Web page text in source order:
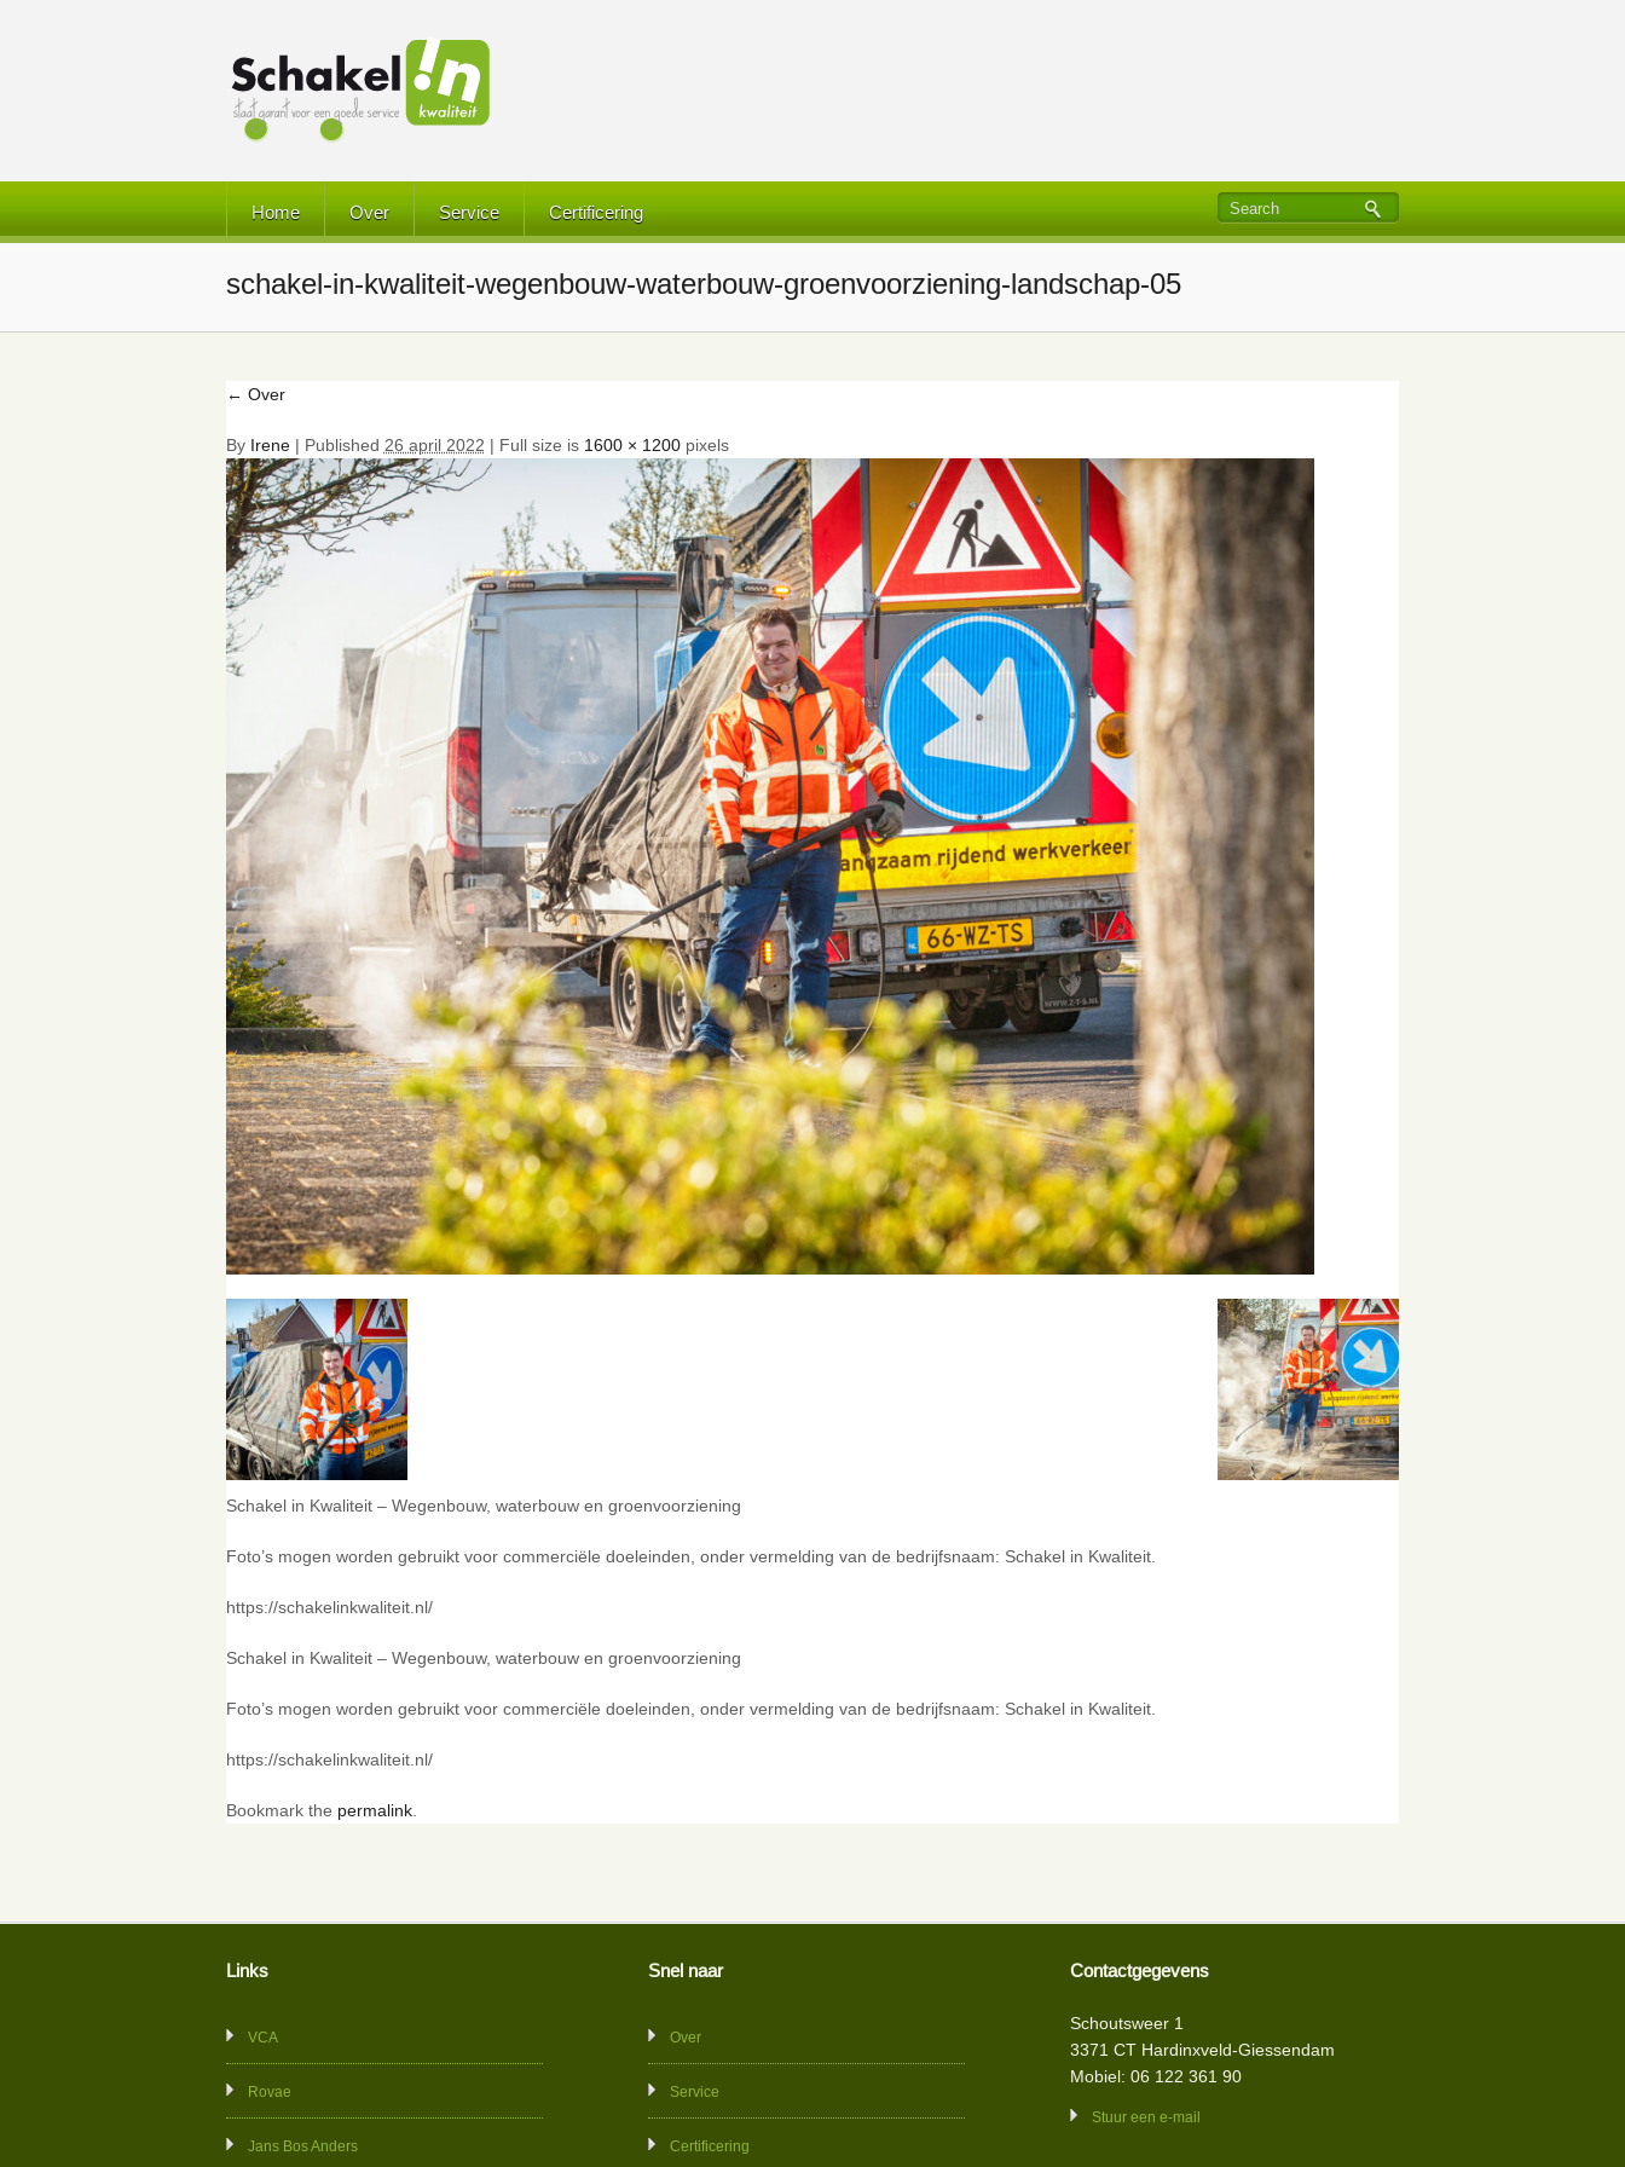
Home Over Service Certificering
schakel-in-kwaliteit-wegenbouw-waterbouw-groenvoorziening-landschap-05
← Over
By Irene | Published 26 april 2022 | Full size is 1600 × 1200pixels
Schakel in Kwaliteit – Wegenbouw, waterbouw en groenvoorziening
Foto’s mogen worden gebruikt voor commerciële doeleinden, onder vermelding van de bedrijfsnaam: Schakel in Kwaliteit.
https://schakelinkwaliteit.nl/
Schakel in Kwaliteit – Wegenbouw, waterbouw en groenvoorziening
Foto’s mogen worden gebruikt voor commerciële doeleinden, onder vermelding van de bedrijfsnaam: Schakel in Kwaliteit.
https://schakelinkwaliteit.nl/
Bookmark the permalink.
Links
VCA
Rovae
Jans Bos Anders
Snel naar
Over
Service
Certificering
Contactgegevens
Schoutsweer 1
3371 CT Hardinxveld-Giessendam
Mobiel: 06 122 361 90
Stuur een e-mail